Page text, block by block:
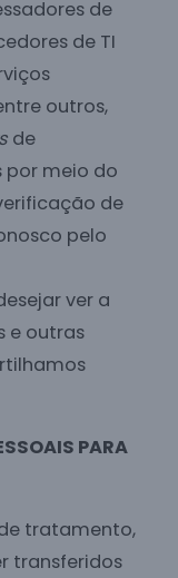
de
de TI
outros,
de
meio do
de
pelo
ver a
e outras
PARA
tratamento,
transferidos